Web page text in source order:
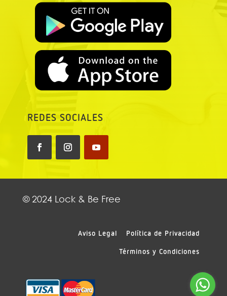
REDES SOCIALES
© 2024 Lock & Be Free
Aviso Legal Política de Privacidad
Términos y Condiciones